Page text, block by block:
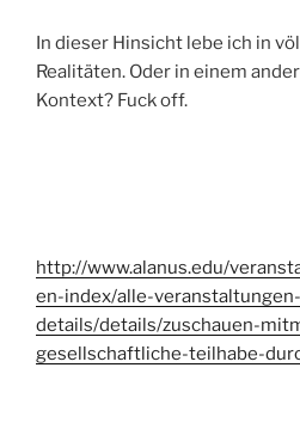
In dieser Hinsicht lebe ich in
Realitäten. Oder in einem
Kontext? Fuck off.
http://www.alanus.edu/
en-index/alle-veranstaltungen-
details/details/zuschauen-
gesellschaftliche-teilhabe-